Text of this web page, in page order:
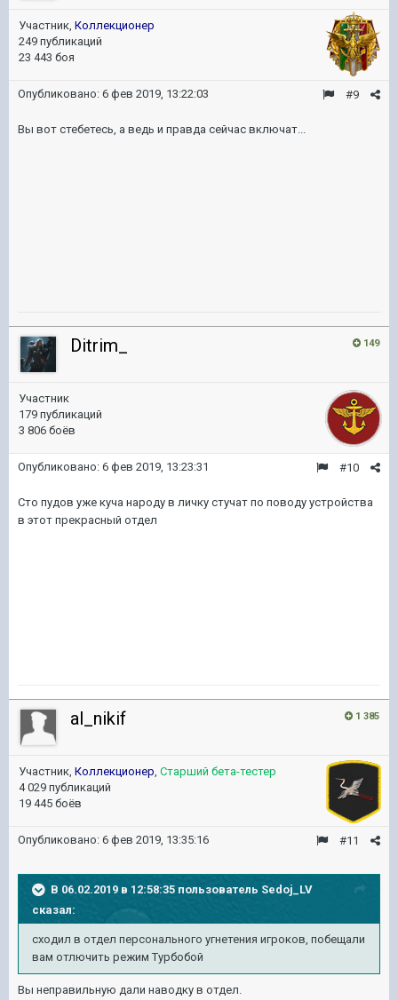
Участник, Коллекционер
249 публикаций
23 443 боя
#9
Опубликовано: 6 фев 2019, 13:22:03
Вы вот стебетесь, а ведь и правда сейчас включат...
149
Ditrim_
Участник
179 публикаций
3 806 боёв
#10
Опубликовано: 6 фев 2019, 13:23:31
Сто пудов уже куча народу в личку стучат по поводу устройства
в этот прекрасный отдел
1 385
al_nikif
Участник, Коллекционер, Старший бета-тестер
4 029 публикаций
19 445 боёв
#11
Опубликовано: 6 фев 2019, 13:35:16
В 06.02.2019 в 12:58:35 пользователь Sedoj_LV
сказал:
сходил в отдел персонального угнетения игроков, побещали
вам отлючить режим Турбобой
Вы неправильную дали наводку в отдел.